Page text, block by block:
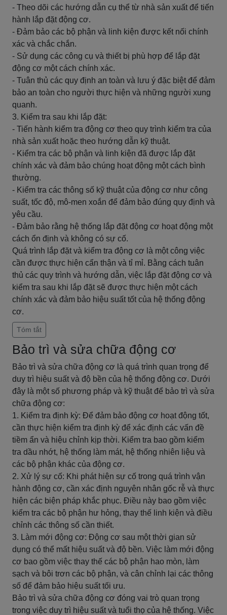
- Theo dõi các hướng dẫn cụ thể từ nhà sản xuất để tiến
hành lắp đặt động cơ.
- Đảm bảo các bộ phận và linh kiện được kết nối chính
xác và chắc chắn.
- Sử dụng các công cụ và thiết bị phù hợp để lắp đặt
động cơ một cách chính xác.
- Tuân thủ các quy định an toàn và lưu ý đặc biệt để đảm
bảo an toàn cho người thực hiện và những người xung
quanh.
3. Kiểm tra sau khi lắp đặt:
- Tiến hành kiểm tra động cơ theo quy trình kiểm tra của
nhà sản xuất hoặc theo hướng dẫn kỹ thuật.
- Kiểm tra các bộ phận và linh kiện đã được lắp đặt
chính xác và đảm bảo chúng hoạt động một cách bình
thường.
- Kiểm tra các thông số kỹ thuật của động cơ như công
suất, tốc độ, mô-men xoắn để đảm bảo đúng quy định và
yêu cầu.
- Đảm bảo rằng hệ thống lắp đặt động cơ hoạt động một
cách ổn định và không có sự cố.
Quá trình lắp đặt và kiểm tra động cơ là một công việc
cần được thực hiện cẩn thận và tỉ mỉ. Bằng cách tuân
thủ các quy trình và hướng dẫn, việc lắp đặt động cơ và
kiểm tra sau khi lắp đặt sẽ được thực hiện một cách
chính xác và đảm bảo hiệu suất tốt của hệ thống động
cơ.
Tóm tắt
Bảo trì và sửa chữa động cơ
Bảo trì và sửa chữa động cơ là quá trình quan trọng để
duy trì hiệu suất và độ bền của hệ thống động cơ. Dưới
đây là một số phương pháp và kỹ thuật để bảo trì và sửa
chữa động cơ:
1. Kiểm tra định kỳ: Để đảm bảo động cơ hoạt động tốt,
cần thực hiện kiểm tra định kỳ để xác định các vấn đề
tiềm ẩn và hiệu chỉnh kịp thời. Kiểm tra bao gồm kiểm
tra dầu nhớt, hệ thống làm mát, hệ thống nhiên liệu và
các bộ phận khác của động cơ.
2. Xử lý sự cố: Khi phát hiện sự cố trong quá trình vận
hành động cơ, cần xác định nguyên nhân gốc rễ và thực
hiện các biện pháp khắc phục. Điều này bao gồm việc
kiểm tra các bộ phận hư hỏng, thay thế linh kiện và điều
chỉnh các thông số cần thiết.
3. Làm mới động cơ: Động cơ sau một thời gian sử
dụng có thể mất hiệu suất và độ bền. Việc làm mới động
cơ bao gồm việc thay thế các bộ phận hao mòn, làm
sạch và bôi trơn các bộ phận, và cân chỉnh lại các thông
số để đảm bảo hiệu suất tối ưu.
Bảo trì và sửa chữa động cơ đóng vai trò quan trọng
trong việc duy trì hiệu suất và tuổi thọ của hệ thống. Việc